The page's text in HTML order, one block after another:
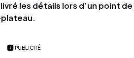
les détails lors d’un point
PUBLICITÉ